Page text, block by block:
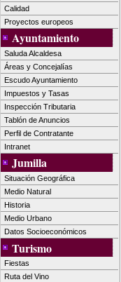
Calidad
Proyectos europeos
Ayuntamiento
Saluda Alcaldesa
Áreas y Concejalías
Escudo Ayuntamiento
Impuestos y Tasas
Inspección Tributaria
Tablón de Anuncios
Perfil de Contratante
Intranet
Jumilla
Situación Geográfica
Medio Natural
Historia
Medio Urbano
Datos Socioeconómicos
Turismo
Fiestas
Ruta del Vino